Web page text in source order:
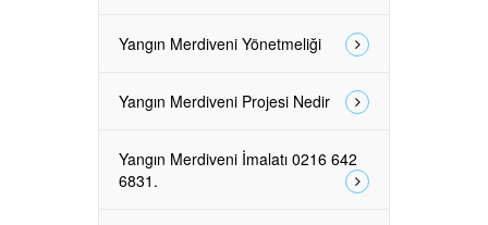
Yangın Merdiveni Yönetmeliği
Yangın Merdiveni Projesi Nedir
Yangın Merdiveni İmalatı 0216 642
6831.